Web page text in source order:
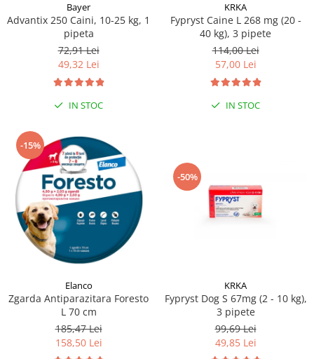
Bayer
Advantix 250 Caini, 10-25 kg, 1
pipeta
72,91 Lei
49,32 Lei
IN STOC
KRKA
Fypryst Caine L 268 mg (20 -
40 kg), 3 pipete
114,00 Lei
57,00 Lei
IN STOC
-15%
Elanco
Zgarda Antiparazitara Foresto
L 70 cm
185,47 Lei
158,50 Lei
-50%
KRKA
Fypryst Dog S 67mg (2 - 10 kg),
3 pipete
99,69 Lei
49,85 Lei